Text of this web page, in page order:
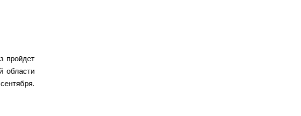
пройдет
области